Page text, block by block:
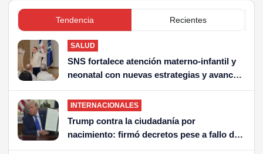
Tendencia Recientes
SALUD
SNS fortalece atención materno-infantil y
neonatal con nuevas estrategias y avances
en la Red Pública de Salud
INTERNACIONALES
Trump contra la ciudadanía por
nacimiento: firmó decretos pese a fallo de
la Corte Suprema